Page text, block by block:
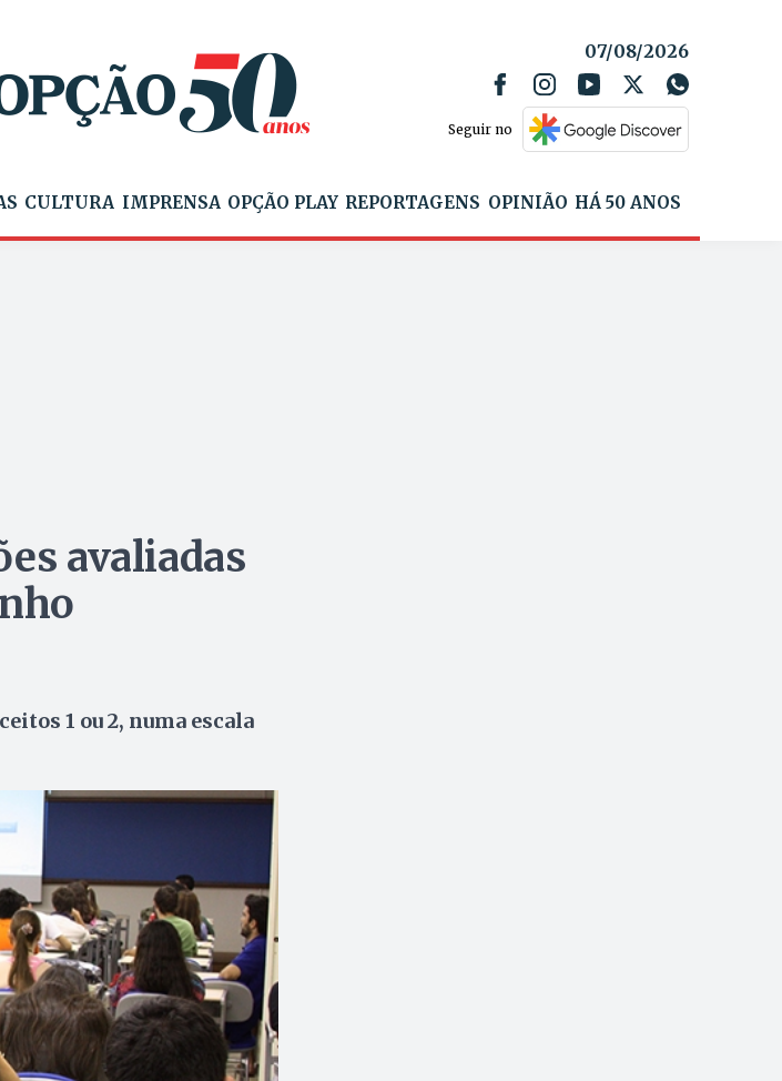
07/08/2026
Seguir no
CULTURA IMPRENSA OPÇÃO PLAY REPORTAGENS OPINIÃO HÁ 50 ANOS
avaliadas
1 ou 2, numa escala